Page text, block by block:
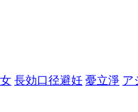
長効口径避妊 憂立淨 ア